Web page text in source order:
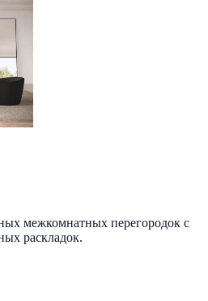
межкомнатных перегородок с
раскладок.